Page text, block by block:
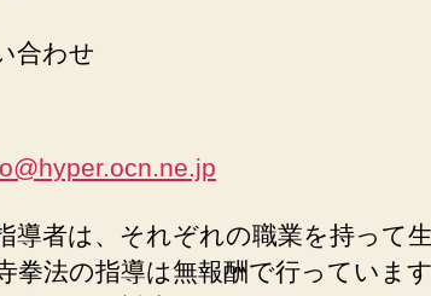
合わせ
導者は、それぞれの職業を持って
拳法の指導は無報酬で行っていま